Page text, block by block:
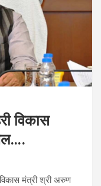
विकास
मंत्री श्री अरुण